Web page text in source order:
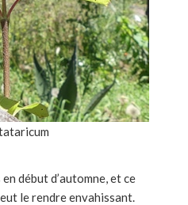
début d’automne, et ce
le rendre envahissant.